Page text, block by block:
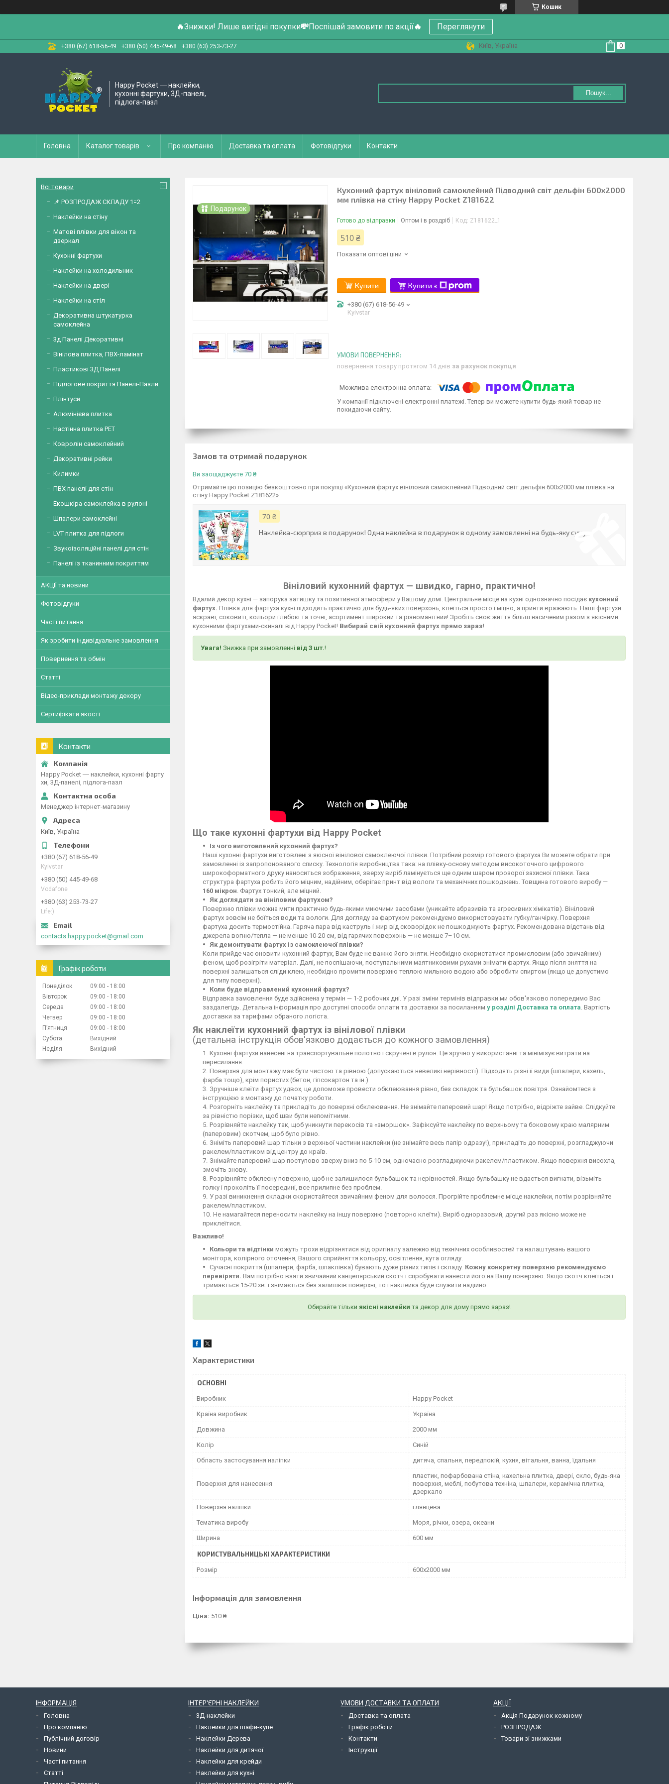
Кошик
🔥Знижки! Лише вигідні покупки💸Поспішай замовити по акції🔥 Переглянути
+380 (67) 618-56-49 +380 (50) 445-49-68 +380 (63) 253-73-27 Київ, Україна
Happy Pocket ― наклейки,
кухонні фартухи, 3Д-панелі,
підлога-пазл
Пошук...
Головна Каталог товарів Про компанію Доставка та оплата Фотовідгуки Контакти
Подарунок
Кухонний фартух вініловий самоклейний Підводний світ дельфін 600х2000
мм плівка на стіну Happy Pocket Z181622
Готово до відправки Оптом і в роздріб Код: Z181622_1
510 ₴
Показати оптові ціни
Купити Купити з
+380 (67) 618-56-49
Kyivstar
повернення товару протягом 14 днів за рахунок покупця
У компанії підключені електронні платежі. Тепер ви можете купити будь-який товар не
покидаючи сайту.
Замов та отримай подарунок
Ви заощаджуєте 70 ₴
Отримайте цю позицію безкоштовно при покупці «Кухонний фартух вініловий самоклейний Підводний світ дельфін 600х2000 мм плівка на
стіну Happy Pocket Z181622»
70 ₴
Наклейка-сюрприз в подарунок! Одна наклейка в подарунок в одному замовленні на будь-яку суму
Вініловий кухонний фартух — швидко, гарно, практично!
Вдалий декор кухні — запорука затишку та позитивної атмосфери у Вашому домі. Центральне місце на кухні однозначно посідає кухонний
фартух. Плівка для фартуха кухні підходить практично для будь-яких поверхонь, клеїться просто і міцно, а принти вражають. Наші фартухи
яскраві, соковиті, кольори глибокі та точні, асортимент широкий та різноманітний! Зробіть своє життя більш насиченим разом з якісними
кухонними фартухами-скиналі від Happy Pocket! Вибирай свій кухонний фартух прямо зараз!
Увага! Знижка при замовленні від 3 шт.!
Що таке кухонні фартухи від Happy Pocket
Із чого виготовлений кухонний фартух?
Наші кухонні фартухи виготовлені з якісної вінілової самоклеючої плівки. Потрібний розмір готового фартуха Ви можете обрати при
замовленні із запропонованого списку. Технологія виробництва така: на плівку-основу методом високоточного цифрового
широкоформатного друку наноситься зображення, зверху виріб ламінується ще одним шаром прозорої захисної плівки. Така
структура фартуха робить його міцним, надійним, оберігає принт від вологи та механічних пошкоджень. Товщина готового виробу —
160 мікрон . Фартух тонкий, але міцний.
Як доглядати за вініловим фартухом?
Поверхню плівки можна мити практично будь-якими миючими засобами (уникайте абразивів та агресивних хімікатів). Вініловий
фартух зовсім не боїться води та вологи. Для догляду за фартухом рекомендуємо використовувати губку/ганчірку. Поверхня
фартуха досить термостійка. Гаряча пара від каструль і жир від сковорідок не пошкоджують фартух. Рекомендована відстань від
джерела вогню/тепла — не менше 10-20 см, від гарячих поверхонь — не менше 7–10 см.
Як демонтувати фартух із самоклеючої плівки?
Коли прийде час оновити кухонний фартух, Вам буде не важко його зняти. Необхідно скористатися промисловим (або звичайним)
феном, щоб розігріти матеріал. Далі, не поспішаючи, поступальними маятниковими рухами знімати фартух. Якщо після зняття на
поверхні залишаться сліди клею, необхідно промити поверхню теплою мильною водою або обробити спиртом (якщо це допустимо
для типу поверхні).
Коли буде відправлений кухонний фартух?
Відправка замовлення буде здійснена у термін — 1-2 робочих дні. У разі зміни термінів відправки ми обов'язково попередимо Вас
заздалегідь. Детальна інформація про доступні способи оплати та доставки за посиланням у розділі Доставка та оплата . Вартість
доставки за тарифами обраного логіста.
Як наклеїти кухонний фартух із вінілової плівки
(детальна інструкція обов'язково додається до кожного замовлення)
Кухонні фартухи нанесені на транспортувальне полотно і скручені в рулон. Це зручно у використанні та мінімізує витрати на
пересилання.
Поверхня для монтажу має бути чистою та рівною (допускаються невеликі нерівності). Підходять різні її види (шпалери, кахель,
фарба тощо), крім пористих (бетон, гіпсокартон та ін.)
Зручніше клеїти фартух удвох, це допоможе провести обклеювання рівно, без складок та бульбашок повітря. Ознайомтеся з
інструкцією з монтажу до початку роботи.
Розгорніть наклейку та прикладіть до поверхні обклеювання. Не знімайте паперовий шар! Якщо потрібно, відріжте зайве. Слідкуйте
за рівністю порізки, щоб шви були непомітними.
Розрівняйте наклейку так, щоб уникнути перекосів та «зморшок». Зафіксуйте наклейку по верхньому та боковому краю малярним
(паперовим) скотчем, щоб було рівно.
Зніміть паперовий шар тільки з верхньої частини наклейки (не знімайте весь папір одразу!), прикладіть до поверхні, розгладжуючи
ракелем/пластиком від центру до країв.
Знімайте паперовий шар поступово зверху вниз по 5-10 см, одночасно розгладжуючи ракелем/пластиком. Якщо поверхня висохла,
змочіть знову.
Розрівняйте обклеєну поверхню, щоб не залишилося бульбашок та нерівностей. Якщо бульбашку не вдається вигнати, візьміть
голку і проколіть її посередині, все прилипне без проблем.
У разі виникнення складки скористайтеся звичайним феном для волосся. Прогрійте проблемне місце наклейки, потім розрівняйте
ракелем/пластиком.
Не намагайтеся переносити наклейку на іншу поверхню (повторно клеїти). Виріб одноразовий, другий раз якісно може не
приклеїтися.
Важливо!
Кольори та відтінки можуть трохи відрізнятися від оригіналу залежно від технічних особливостей та налаштувань вашого
монітора, колірного оточення, Вашого сприйняття кольору, освітлення, кута огляду.
Сучасні покриття (шпалери, фарба, шпаклівка) бувають дуже різних типів і складу. Кожну конкретну поверхню рекомендуємо
перевіряти. Вам потрібно взяти звичайний канцелярський скотч і спробувати нанести його на Вашу поверхню. Якщо скотч клеїться і
тримається 15-20 хв. і знімається без залишків поверхні, то і наклейка буде служити надійно.
Обирайте тільки якісні наклейки та декор для дому прямо зараз!
Характеристики
ОСНОВНІ
Виробник Happy Pocket
Країна виробник Україна
Довжина 2000 мм
Колір Синій
Область застосування наліпки дитяча, спальня, передпокій, кухня, вітальня, ванна, їдальня
Поверхня для нанесення
пластик, пофарбована стіна, кахельна плитка, двері, скло, будь-яка
поверхня, меблі, побутова техніка, шпалери, керамічна плитка,
дзеркало
Поверхня наліпки глянцева
Тематика виробу Моря, річки, озера, океани
Ширина 600 мм
КОРИСТУВАЛЬНИЦЬКІ ХАРАКТЕРИСТИКИ
Розмір 600х2000 мм
Інформація для замовлення
Ціна: 510 ₴
Всі товари
📌 РОЗПРОДАЖ СКЛАДУ 1=2
Наклейки на стіну
Матові плівки для вікон та
дзеркал
Кухонні фартухи
Наклейки на холодильник
Наклейки на двері
Наклейки на стіл
Декоративна штукатурка
самоклейна
3д Панелі Декоративні
Вінілова плитка, ПВХ-ламінат
Пластикові 3Д Панелі
Підлогове покриття Панелі-Пазли
Плінтуси
Алюмінієва плитка
Настінна плитка PET
Ковролін самоклейний
Декоративні рейки
Килимки
ПВХ панелі для стін
Екошкіра самоклейка в рулоні
Шпалери самоклейні
LVT плитка для підлоги
Звукоізоляційні панелі для стін
Панелі із тканинним покриттям
АКЦІЇ та новини
Фотовідгуки
Часті питання
Як зробити індивідуальне замовлення
Повернення та обмін
Статті
Відео-приклади монтажу декору
Сертифікати якості
Контакти
Happy Pocket ― наклейки, кухонні фарту
хи, 3Д-панелі, підлога-пазл
Менеджер інтернет-магазину
Київ, Україна
+380 (67) 618-56-49
Kyivstar
+380 (50) 445-49-68
Vodafone
+380 (63) 253-73-27
Life:)
contacts.happy.pocket@gmail.com
Графік роботи
Понеділок 09:00
18:00
Вівторок
09:00
18:00
Середа
09:00
18:00
Четвер
09:00
18:00
Пʼятниця
09:00
18:00
Субота
Вихідний
Неділя
Вихідний
ІНФОРМАЦІЯ
Головна
Про компанію
Публічний договір
Новини
Часті питання
Статті
ІНТЕР'ЄРНІ НАКЛЕЙКИ
3Д-наклейки
Наклейки для шафи-купе
Наклейки Дерева
Наклейки для дитячої
Наклейки для крейди
Наклейки для кухні
УМОВИ ДОСТАВКИ ТА ОПЛАТИ
Доставка та оплата
Графік роботи
Контакти
Інструкції
АКЦІЇ
Акція Подарунок кожному
РОЗПРОДАЖ
Товари зі знижками